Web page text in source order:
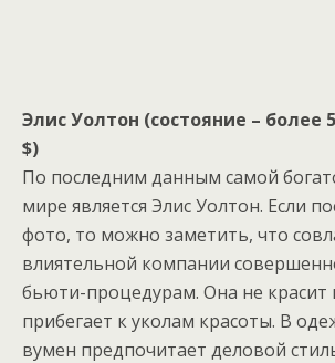
Элис Уолтон (состояние – более
$)
По последним данным самой
мире является Элис Уолтон. Если
фото, то можно заметить, что
влиятельной компании
бьюти-процедурам. Она не красит
прибегает к уколам красоты. В
вумен предпочитает деловой